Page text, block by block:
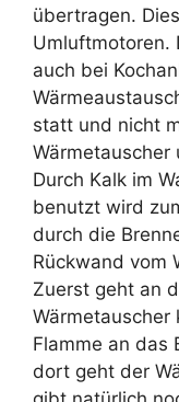
übertragen.
Umluftmotoren.
auch bei
statt und nicht
Wärmetauscher
Durch Kalk im
benutzt wird
durch die
Rückwand vom
Zuerst geht an
Flamme an das
dort geht der